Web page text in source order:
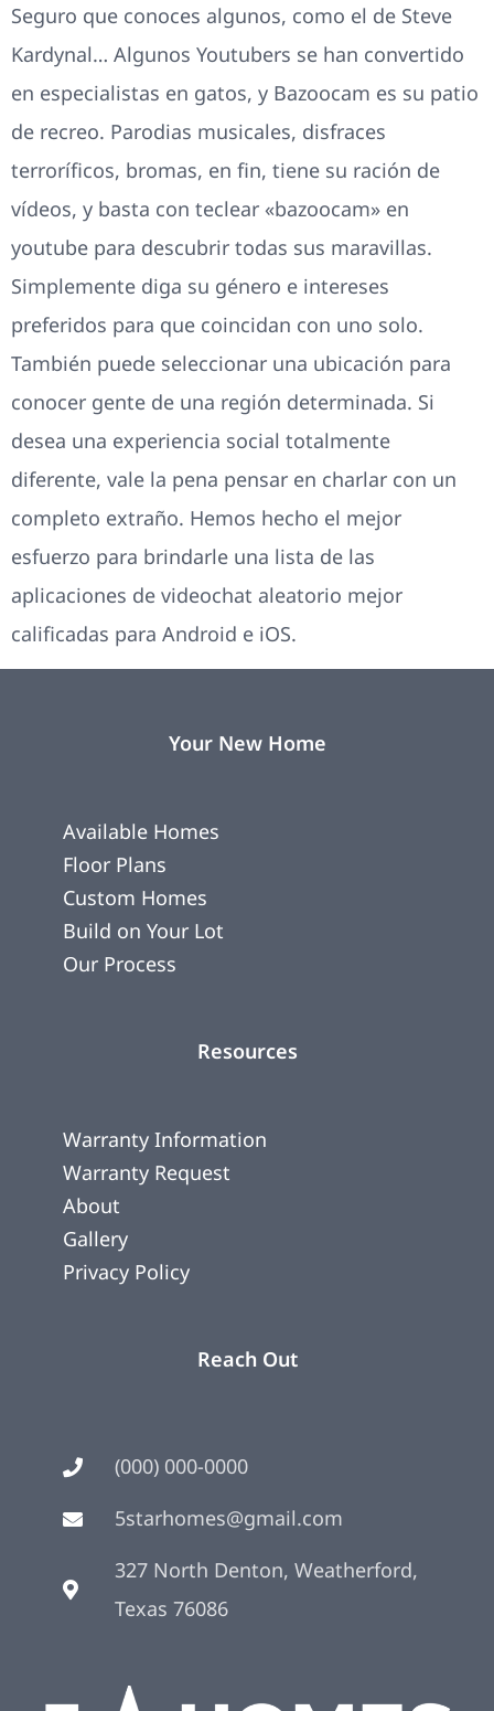
Seguro que conoces algunos, como el de Steve
Kardynal… Algunos Youtubers se han convertido
en especialistas en gatos, y Bazoocam es su patio
de recreo. Parodias musicales, disfraces
terroríficos, bromas, en fin, tiene su ración de
vídeos, y basta con teclear «bazoocam» en
youtube para descubrir todas sus maravillas.
Simplemente diga su género e intereses
preferidos para que coincidan con uno solo.
También puede seleccionar una ubicación para
conocer gente de una región determinada. Si
desea una experiencia social totalmente
diferente, vale la pena pensar en charlar con un
completo extraño. Hemos hecho el mejor
esfuerzo para brindarle una lista de las
aplicaciones de videochat aleatorio mejor
calificadas para Android e iOS.
Your New Home
Available Homes
Floor Plans
Custom Homes
Build on Your Lot
Our Process
Resources
Warranty Information
Warranty Request
About
Gallery
Privacy Policy
Reach Out
(000) 000-0000
5starhomes@gmail.com
327 North Denton, Weatherford,
Texas 76086